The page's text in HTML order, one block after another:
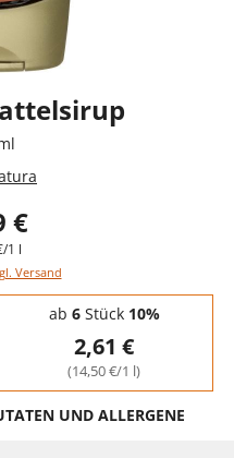
€
1 l
Versand
ab 6Stück 10%
2,61 €
(14,50 €/1 l)
UND ALLERGENE